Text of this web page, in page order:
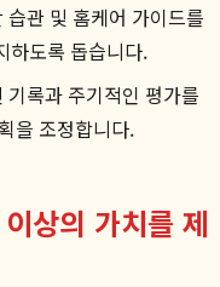
습관 및 홈케어 가이드를
하도록 돕습니다.
기록과 주기적인 평가를
을 조정합니다.
상의 가치를 제